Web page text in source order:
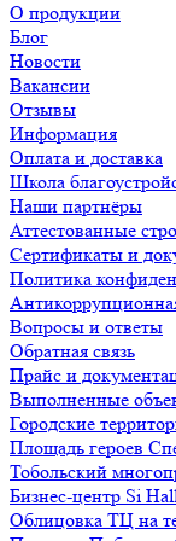
О продукции
Блог
Новости
Вакансии
Отзывы
Информация
Оплата и доставка
Школа
Наши партнёры
Аттестованные
Сертификаты и
Политика
Вопросы и ответы
Обратная связь
Прайс и
Выполненные
Городские
Площадь героев
Тобольский
Бизнес-центр Si
Облицовка ТЦ на